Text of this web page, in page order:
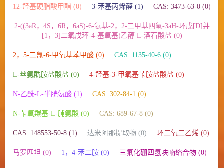
12-羟基硬脂酸甲酯 (0) 3-苯基丙烯醛 (1) CAS: 3473-63-0 (0)
2-((3aR，4S，6R，6aS)-6-氨基-2，2-二甲基四氢-3aH-环戊[D]并
[1，3]二氧戊环-4-基氧基)乙醇 L-酒石酸盐 (0)
2，5-二氯-6-甲氧基苯甲酸 (0) CAS: 1135-40-6 (0)
L-丝氨酰胺盐酸盐 (0) 4-羟基-3-甲氧基苄胺盐酸盐 (0)
N-乙酰-L-半胱氨酸 (1) CAS: 302-84-1 (0)
N-苄氧羰基-L-脯氨酸 (0) CAS: 689-67-8 (0)
CAS: 148553-50-8 (1) 达米阿那提取物 (0) 环二氧二乙烯 (0)
马罗匹坦 (0) 1，4-苯二胺 (0) 三氟化硼四氢呋喃络合物 (0)